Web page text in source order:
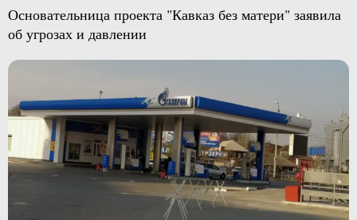
Основательница проекта "Кавказ без матери" заявила
об угрозах и давлении